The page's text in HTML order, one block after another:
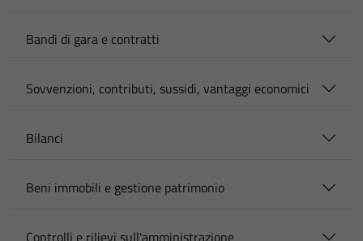
Bandi di gara e contratti
Sovvenzioni, contributi, sussidi, vantaggi economici
Bilanci
Beni immobili e gestione patrimonio
Controlli e rilievi sull'amministrazione